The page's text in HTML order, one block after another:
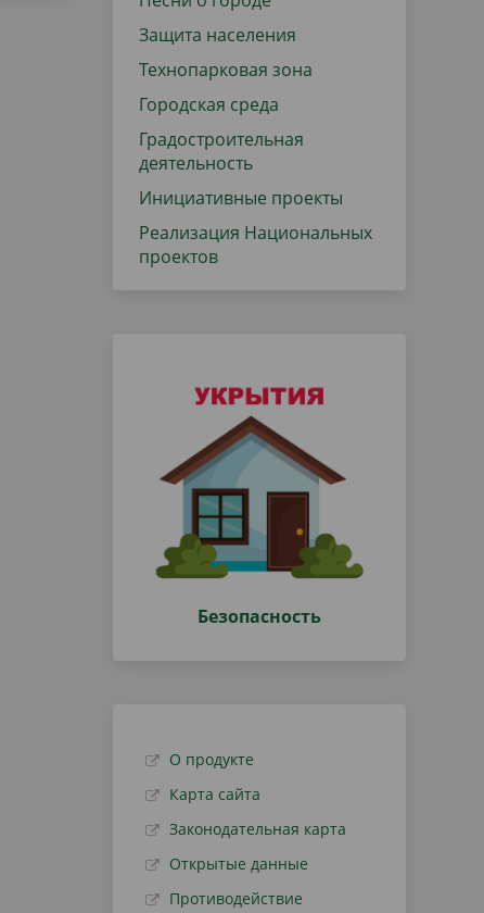
Защита населения
Технопарковая зона
Городская среда
Градостроительная
деятельность
Инициативные проекты
Реализация Национальных
проектов
Безопасность
О продукте
Карта сайта
Законодательная карта
Открытые данные
Противодействие